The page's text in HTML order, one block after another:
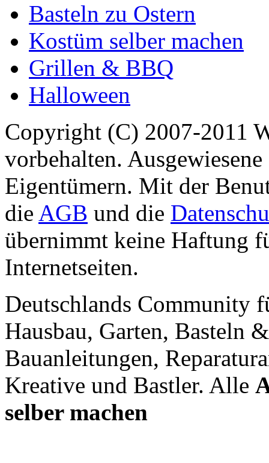
Basteln zu Ostern
Kostüm selber machen
Grillen & BBQ
Halloween
Copyright (C) 2007-2011
vorbehalten.
Eigentümern. Mit der
die AGB und die
übernimmt keine Haftung
Internetseiten.
Deutschlands Community
Hausbau, Garten, Basteln
Bauanleitungen,
Kreative und Bastler. Alle
selber machen